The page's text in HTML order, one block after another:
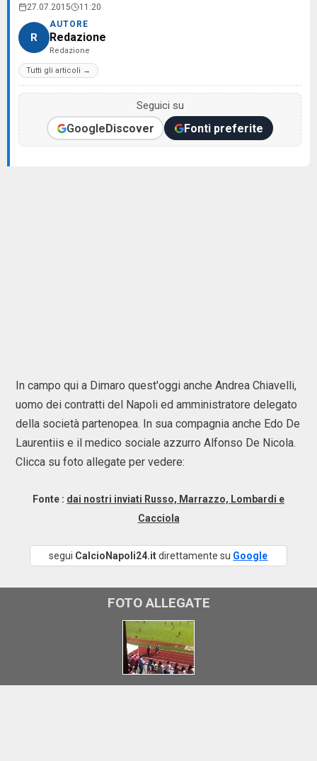
27.07.2015 11:20
R
AUTORE
Redazione
Redazione
Tutti gli articoli →
Seguici su
GoogleDiscover Fonti preferite
In campo qui a Dimaro quest'oggi anche Andrea Chiavelli,
uomo dei contratti del Napoli ed amministratore delegato
della società partenopea. In sua compagnia anche Edo De
Laurentiis e il medico sociale azzurro Alfonso De Nicola.
Clicca su foto allegate per vedere:
Fonte : dai nostri inviati Russo, Marrazzo, Lombardi e
Cacciola
segui CalcioNapoli24.itdirettamente su Google
FOTO ALLEGATE